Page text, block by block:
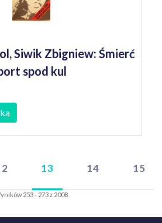
Siwik Zbigniew: Śmierć
spod kul
13 14 15
253 - 273 z 2008